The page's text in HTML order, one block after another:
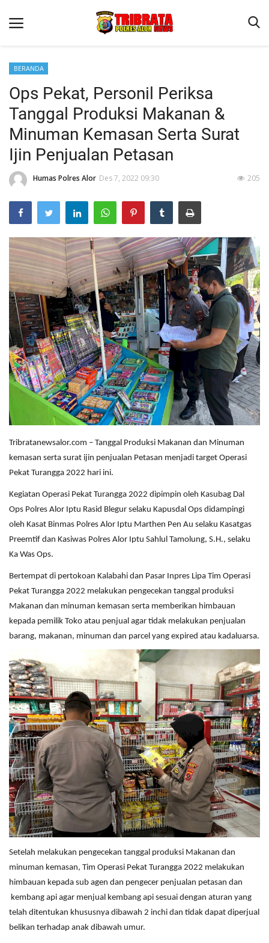
Beranda
Terms & Conditions
Reskrim
Binkam
Lantas
Giat Ops
Mitra Polisi
Polisi Kita
BERANDA
Ops Pekat, Personil Periksa
Tanggal Produksi Makanan &
Minuman Kemasan Serta Surat
Ijin Penjualan Petasan
Humas Polres Alor Des 7, 2022 09:30 205
Tribratanewsalor.com – Tanggal Produksi Makanan dan Minuman
kemasan serta surat ijin penjualan Petasan menjadi target Operasi
Pekat Turangga 2022 hari ini.
Kegiatan Operasi Pekat Turangga 2022 dipimpin oleh Kasubag Dal
Ops Polres Alor Iptu Rasid Blegur selaku Kapusdal Ops didampingi
oleh Kasat Binmas Polres Alor Iptu Marthen Pen Au selaku Kasatgas
Preemtif dan Kasiwas Polres Alor Iptu Sahlul Tamolung, S.H., selaku
Ka Was Ops.
Bertempat di pertokoan Kalabahi dan Pasar Inpres Lipa Tim Operasi
Pekat Turangga 2022 melakukan pengecekan tanggal produksi
Makanan dan minuman kemasan serta memberikan himbauan
kepada pemilik Toko atau penjual agar tidak melakukan penjualan
barang, makanan, minuman dan parcel yang expired atau kadaluarsa.
Setelah melakukan pengecekan tanggal produksi Makanan dan
minuman kemasan, Tim Operasi Pekat Turangga 2022 melakukan
himbauan kepada sub agen dan pengecer penjualan petasan dan
kembang api agar menjual kembang api sesuai dengan aturan yang
telah ditentukan khususnya dibawah 2 inchi dan tidak dapat diperjual
belikan terhadap anak dibawah umur.